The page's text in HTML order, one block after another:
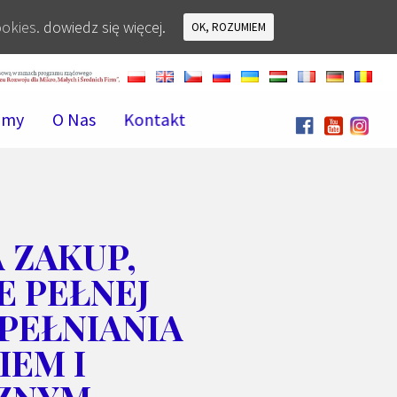
O Nas Kontakt
ZAKUP,
PEŁNEJ
I
dowiedz się więcej. OK, ROZUMIEM